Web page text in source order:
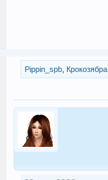
Pippin_spb, Крокозябра,